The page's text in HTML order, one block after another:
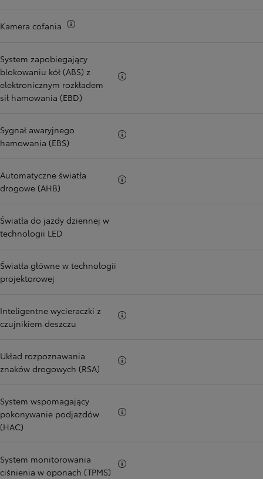
Kamera cofania
System zapobiegający
blokowaniu kół (ABS) z
elektronicznym rozkładem
sił hamowania (EBD)
Sygnał awaryjnego
hamowania (EBS)
Automatyczne światła
drogowe (AHB)
Światła do jazdy dziennej w
technologii LED
Światła główne w technologii
projektorowej
Inteligentne wycieraczki z
czujnikiem deszczu
Układ rozpoznawania
znaków drogowych (RSA)
System wspomagający
pokonywanie podjazdów
(HAC)
System monitorowania
ciśnienia w oponach (TPMS)